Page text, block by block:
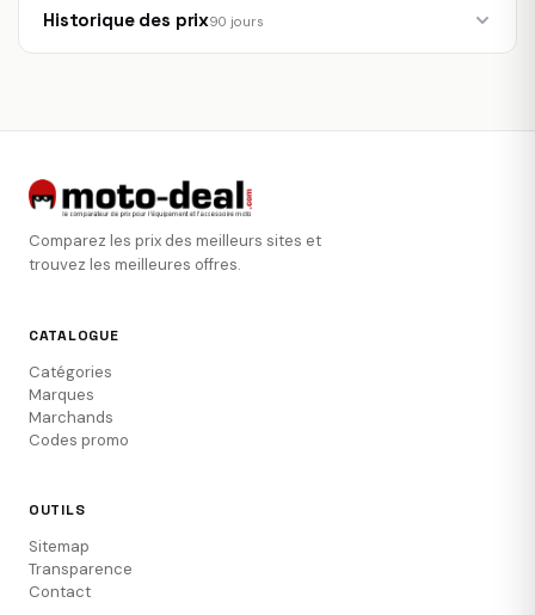
Historique des prix90 jours
Comparez les prix des meilleurs sites et
trouvez les meilleures offres.
CATALOGUE
Catégories
Marques
Marchands
Codes promo
OUTILS
Sitemap
Transparence
Contact